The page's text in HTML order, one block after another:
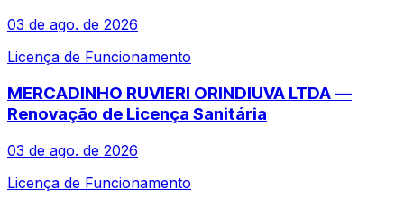
03 de ago. de 2026
Licença de Funcionamento
MERCADINHO RUVIERI ORINDIUVA LTDA —
Renovação de Licença Sanitária
03 de ago. de 2026
Licença de Funcionamento